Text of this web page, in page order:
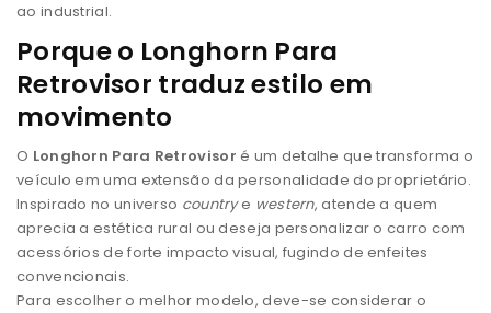
ao industrial.
Porque o Longhorn Para
Retrovisor traduz estilo em
movimento
O Longhorn Para Retrovisor é um detalhe que transforma o
veículo em uma extensão da personalidade do proprietário.
Inspirado no universo countrye western, atende a quem
aprecia a estética rural ou deseja personalizar o carro com
acessórios de forte impacto visual, fugindo de enfeites
convencionais.
Para escolher o melhor modelo, deve-se considerar o